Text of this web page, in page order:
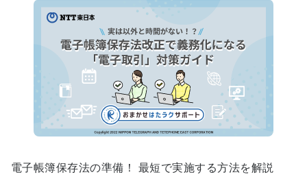
電子帳簿保存法の準備！ 最短で実施する方法を解説